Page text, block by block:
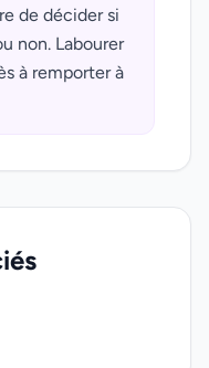
de décider si
non. Labourer
à remporter à